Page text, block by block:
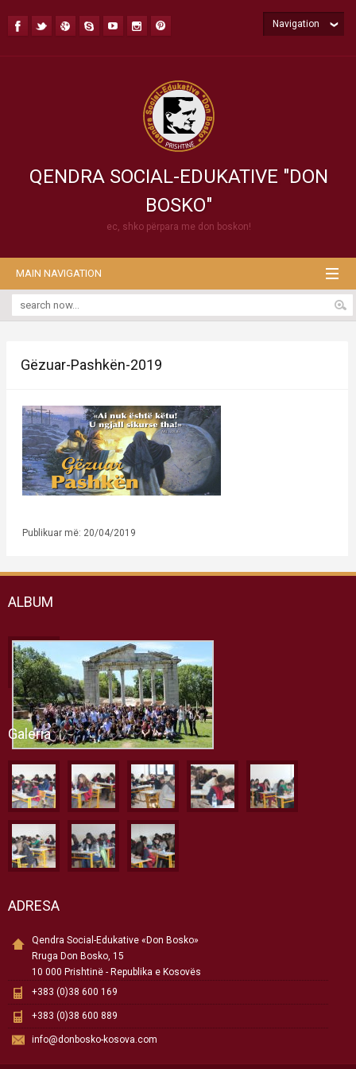
QENDRA SOCIAL-EDUKATIVE "DON
BOSKO"
ec, shko përpara me don boskon!
Navigation
MAIN NAVIGATION
Gëzuar-Pashkën-2019
Publikuar më: 20/04/2019
ALBUM
Galeria
ADRESA
Qendra Social-Edukative «Don Bosko»
Rruga Don Bosko, 15
10 000 Prishtinë - Republika e Kosovës
+383 (0)38 600 169
+383 (0)38 600 889
info@donbosko-kosova.com